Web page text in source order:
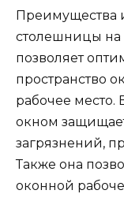
Преимущества
столешницы на
позволяет
пространство
рабочее место.
окном
загрязнений,
Также она
оконной